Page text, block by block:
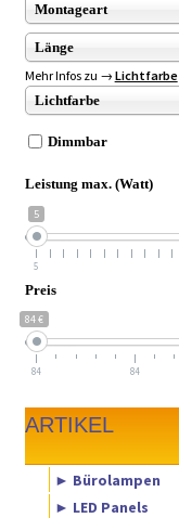
Montageart
Länge
Mehr Infos zu → Lichtfarbe
Lichtfarbe
Dimmbar
Leistung max. (Watt)
5
5
Preis
84 €
84 84
ARTIKEL
► Bürolampen
► LED Panels